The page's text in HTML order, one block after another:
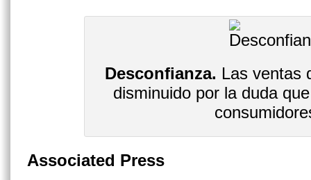
Desconfianza. Las ventas
disminuido por la duda
Associated Press